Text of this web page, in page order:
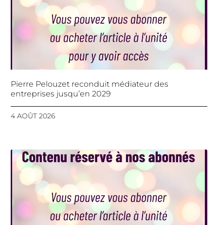
Pierre Pelouzet reconduit médiateur des
entreprises jusqu’en 2029
4 AOÛT 2026